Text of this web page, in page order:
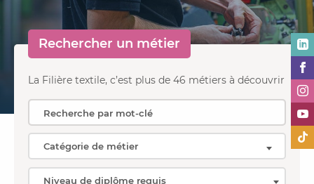
Formations
À propos de French TEX
Rechercher un métier
La Filière textile, c’est plus de 46 métiers à découvrir